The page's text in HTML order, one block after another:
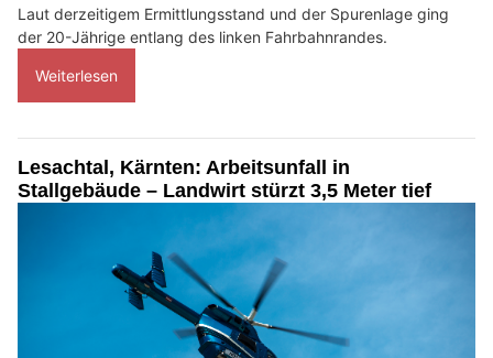
Laut derzeitigem Ermittlungsstand und der Spurenlage ging
der 20-Jährige entlang des linken Fahrbahnrandes.
Weiterlesen
Lesachtal, Kärnten: Arbeitsunfall in
Stallgebäude – Landwirt stürzt 3,5 Meter tief